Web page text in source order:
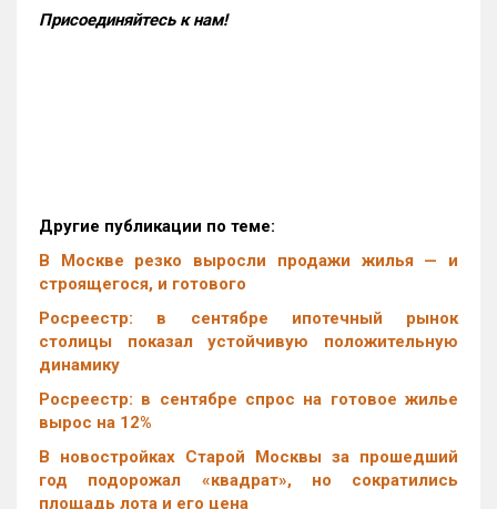
Присоединяйтесь к нам!
Другие публикации по теме:
В Москве резко выросли продажи жилья — и
строящегося, и готового
Росреестр: в сентябре ипотечный рынок
столицы показал устойчивую положительную
динамику
Росреестр: в сентябре спрос на готовое жилье
вырос на 12%
В новостройках Старой Москвы за прошедший
год подорожал «квадрат», но сократились
площадь лота и его цена